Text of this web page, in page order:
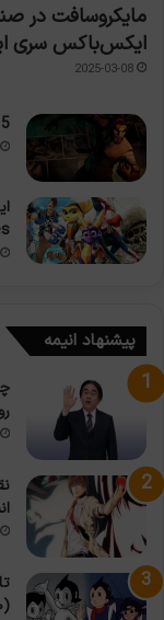
مایکروسافت در
ایکس‌باکس سری
2025-03-08
5 بازی برتر Telltale Games
پیشنهاد انیمه
(۱۹۶۰ تا امروز)